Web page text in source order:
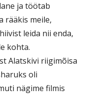
ja töötab
rääkis meile,
leida nii enda,
kohta.
Alatskivi riigimõisa
oli
nägime filmis